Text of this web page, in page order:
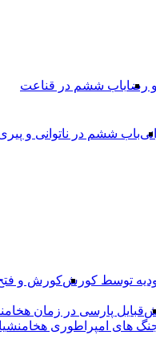
رضاباب ششم در قناعت
باب ششم در ناتوانى و
توسط کورشکورش و
قبایل پارسی در زمان
های امپراطوری